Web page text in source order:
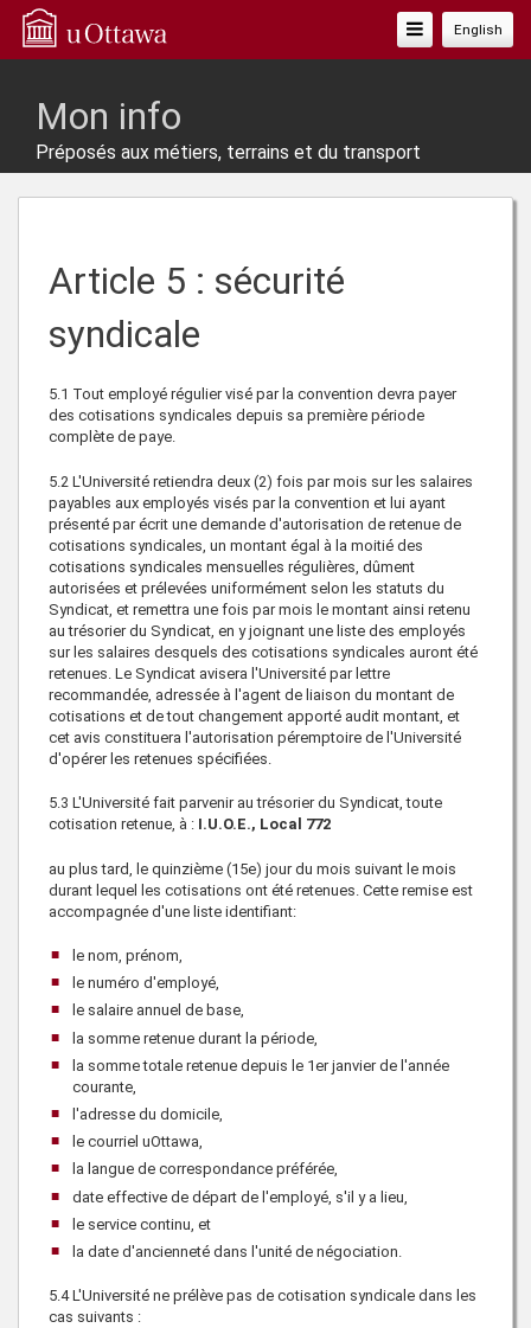
English
Basculer
La
Mon info
Préposés aux métiers, terrains et du transport
Article 5 : sécurité
syndicale
5.1 Tout employé régulier visé par la convention devra payer
des cotisations syndicales depuis sa première période
complète de paye.
5.2 L'Université retiendra deux (2) fois par mois sur les salaires
payables aux employés visés par la convention et lui ayant
présenté par écrit une demande d'autorisation de retenue de
cotisations syndicales, un montant égal à la moitié des
cotisations syndicales mensuelles régulières, dûment
autorisées et prélevées uniformément selon les statuts du
Syndicat, et remettra une fois par mois le montant ainsi retenu
au trésorier du Syndicat, en y joignant une liste des employés
sur les salaires desquels des cotisations syndicales auront été
retenues. Le Syndicat avisera l'Université par lettre
recommandée, adressée à l'agent de liaison du montant de
cotisations et de tout changement apporté audit montant, et
cet avis constituera l'autorisation péremptoire de l'Université
d'opérer les retenues spécifiées.
5.3 L'Université fait parvenir au trésorier du Syndicat, toute
cotisation retenue, à : I.U.O.E., Local 772
au plus tard, le quinzième (15e) jour du mois suivant le mois
durant lequel les cotisations ont été retenues. Cette remise est
accompagnée d'une liste identifiant:
le nom, prénom,
le numéro d'employé,
le salaire annuel de base,
la somme retenue durant la période,
la somme totale retenue depuis le 1er janvier de l'année
courante,
l'adresse du domicile,
le courriel uOttawa,
la langue de correspondance préférée,
date effective de départ de l'employé, s'il y a lieu,
le service continu, et
la date d'ancienneté dans l'unité de négociation.
5.4L'Université ne prélève pas de cotisation syndicale dans les
cas suivants :